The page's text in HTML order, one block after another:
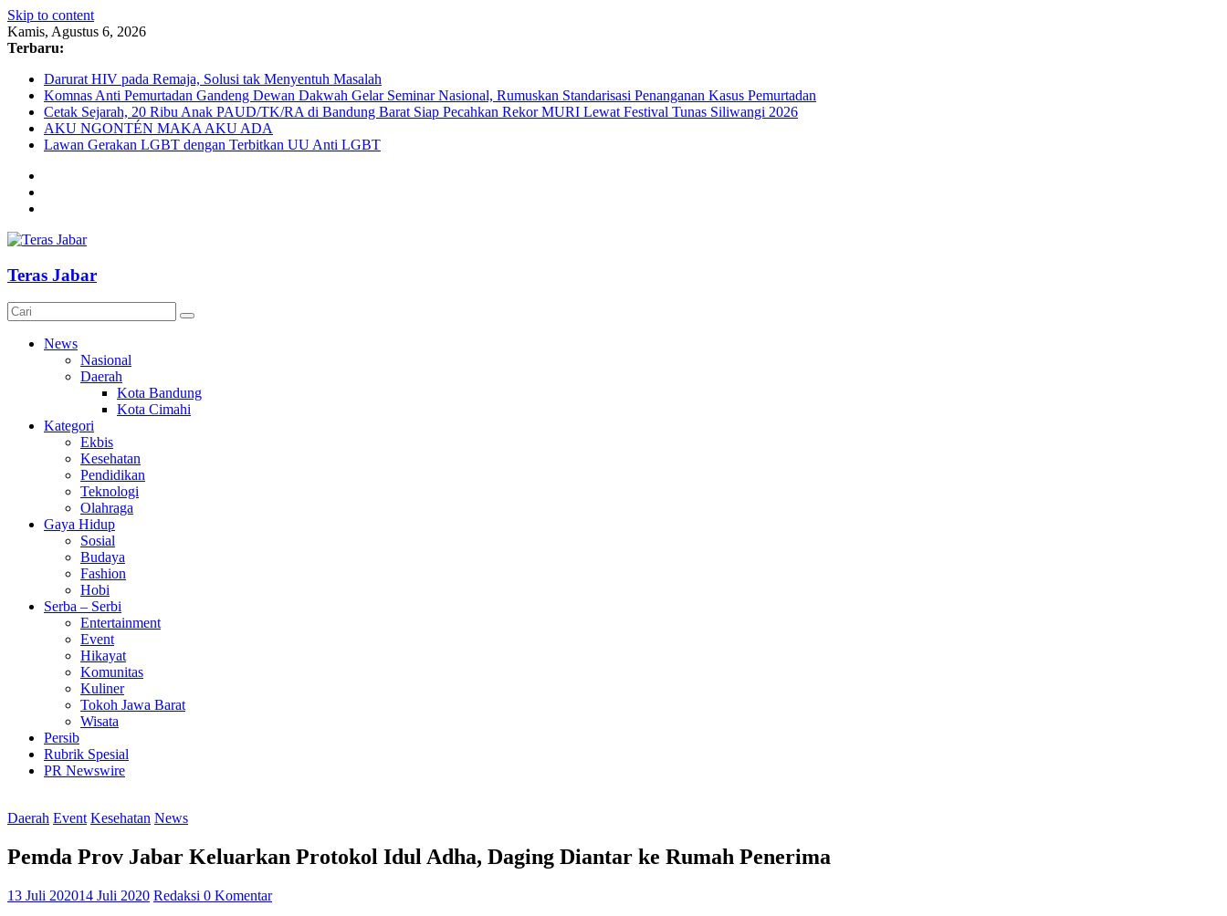
Skip to content
Kamis, Agustus 6, 2026
Terbaru:
Darurat HIV pada Remaja, Solusi tak Menyentuh Masalah
Komnas Anti Pemurtadan Gandeng Dewan Dakwah Gelar Seminar Nasional, Rumuskan Standarisasi Penanganan Kasus Pemurtadan
Cetak Sejarah, 20 Ribu Anak PAUD/TK/RA di Bandung Barat Siap Pecahkan Rekor MURI Lewat Festival Tunas Siliwangi 2026
AKU NGONTÉN MAKA AKU ADA
Lawan Gerakan LGBT dengan Terbitkan UU Anti LGBT
Teras Jabar
News
Nasional
Daerah
Kota Bandung
Kota Cimahi
Kategori
Ekbis
Kesehatan
Pendidikan
Teknologi
Olahraga
Gaya Hidup
Sosial
Budaya
Fashion
Hobi
Serba – Serbi
Entertainment
Event
Hikayat
Komunitas
Kuliner
Tokoh Jawa Barat
Wisata
Persib
Rubrik Spesial
PR Newswire
Daerah Event Kesehatan News
Pemda Prov Jabar Keluarkan Protokol Idul Adha, Daging Diantar ke Rumah Penerima
13 Juli 202014 Juli 2020 Redaksi 0 Komentar